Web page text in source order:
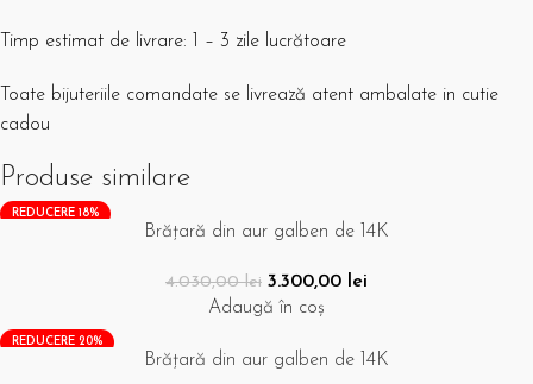
Timp estimat de livrare: 1 – 3 zile lucrătoare
Toate bijuteriile comandate se livrează atent ambalate in cutie
cadou
Produse similare
REDUCERE 18%
Brățară din aur galben de 14K
4.030,00lei 3.300,00 lei
Adaugă în coș
REDUCERE 20%
Brățară din aur galben de 14K